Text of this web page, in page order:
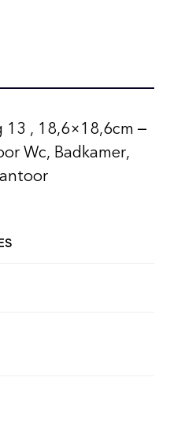
13 , 18,6×18,6cm –
Wc, Badkamer,